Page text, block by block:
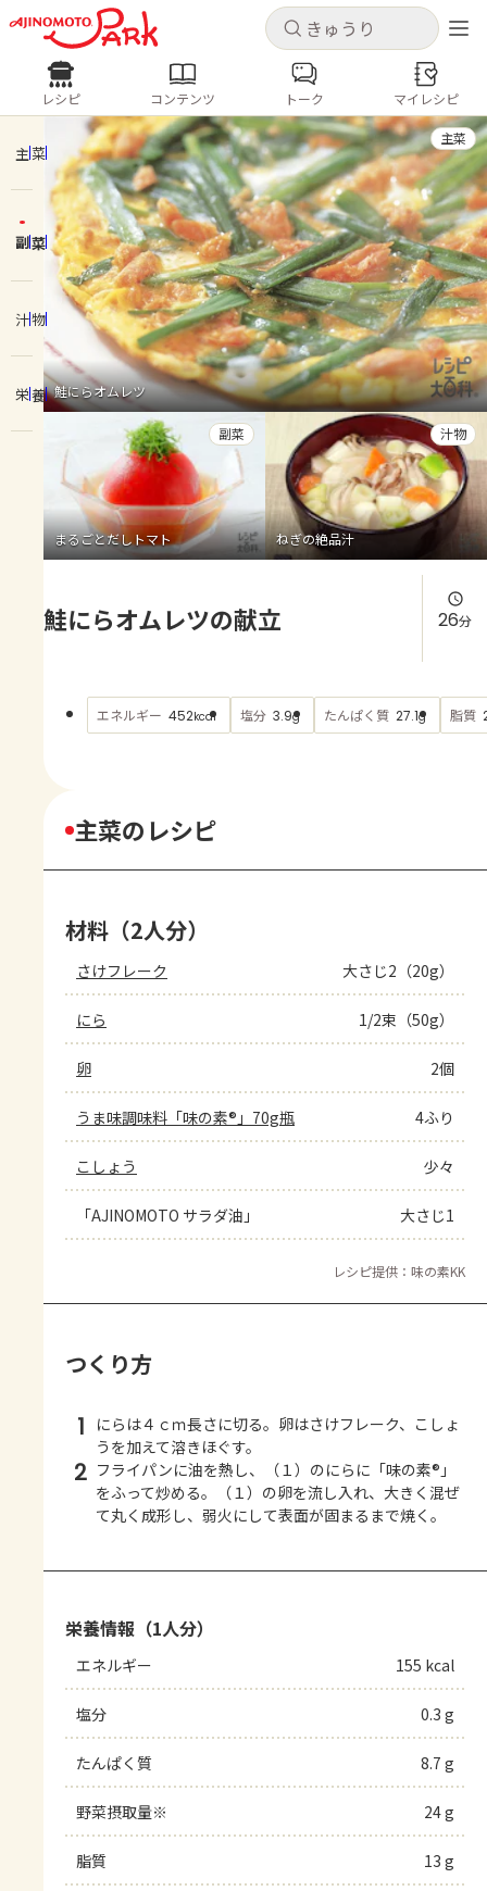
キャンセル
ログインするとレシピを保存できます
ログイン 新規登録
ホーム
コンテンツ
レシピ
トーク
よくあるお問い合わせ
お買い物
AJINOMOTO PARK とは
キャンセル
レシピ コンテンツ
人気の食材・レシピ
きゅうり なす トマト
とうもろこし
ピーマン
みょうが ゴーヤ
レシピ コンテンツ トーク マイレシピ
主菜
副菜
汁物
栄養 鮭にらオムレツ
主菜
まるごとだしトマト
副菜
ねぎの絶品汁
汁物
鮭にらオムレツの献立 26分
エネルギー 452kcal 塩分 3.9g たんぱく質 27.1g 脂質
主菜のレシピ
材料（2人分）
さけフレーク 大さじ2（20g）
にら 1/2束（50g）
卵 2個
うま味調味料「味の素®」70g瓶 4ふり
こしょう 少々
「AJINOMOTO サラダ油」 大さじ1
レシピ提供：味の素KK
つくり方
1
にらは４ｃｍ長さに切る。卵はさけフレーク、こしょ
うを加えて溶きほぐす。
2 フライパンに油を熱し、（１）のにらに「味の素®」
をふって炒める。（１）の卵を流し入れ、大きく混ぜ
て丸く成形し、弱火にして表面が固まるまで焼く。
栄養情報（1人分）
エネルギー 155 kcal
塩分 0.3 g
たんぱく質 8.7 g
野菜摂取量※ 24 g
脂質 13 g